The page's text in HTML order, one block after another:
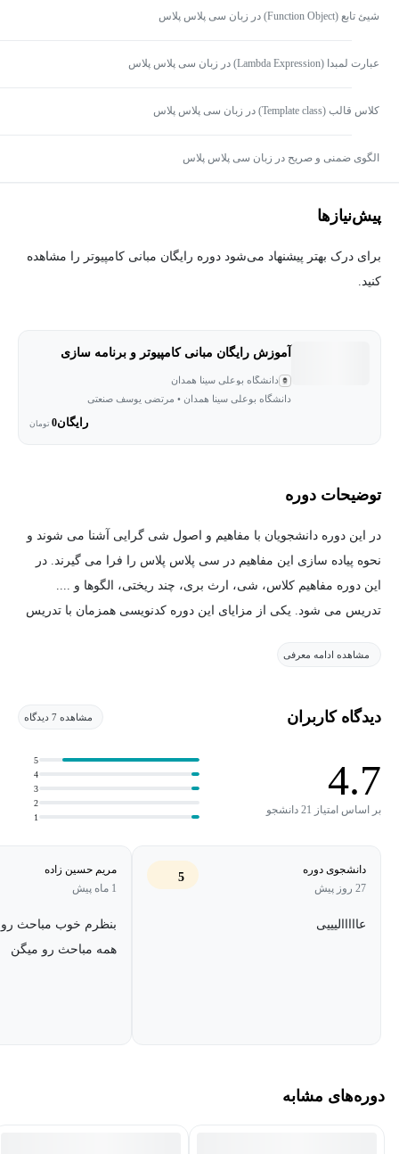
شیئ تابع (Function Object) در زبان سی پلاس پلاس
عبارت لمبدا (Lambda Expression) در زبان سی پلاس پلاس
کلاس قالب (Template class) در زبان سی پلاس پلاس
الگوی ضمنی و صریح در زبان سی پلاس پلاس
پیش‌نیاز‌ها
برای درک بهتر پیشنهاد می‌شود دوره رایگان مبانی کامپیوتر را مشاهده
کنید.
آموزش رایگان مبانی کامپیوتر و برنامه سازی
دانشگاه بوعلی سینا همدان
دانشگاه بوعلی سینا همدان • مرتضی یوسف صنعتی
رایگان0 تومان
توضیحات دوره
در این دوره دانشجویان با مفاهیم و اصول شی گرایی آشنا می شوند و
نحوه پیاده سازی این مفاهیم در سی پلاس پلاس را فرا می گیرند. در
این دوره مفاهیم کلاس، شی، ارث بری، چند ریختی، الگوها و ....
تدریس می شود. یکی از مزایای این دوره کدنویسی همزمان با تدریس
مشاهده ادامه معرفی
دیدگاه کاربران مشاهده 7 دیدگاه
4.7
بر اساس امتیاز 21 دانشجو
1
2
3
4
5
دانشجوی دوره
27 روز پیش
5
عااااالیییی
مریم حسین زاده
1 ماه پیش
بنظرم خوب مباحث رو
همه مباحث رو میگن
دوره‌های مشابه